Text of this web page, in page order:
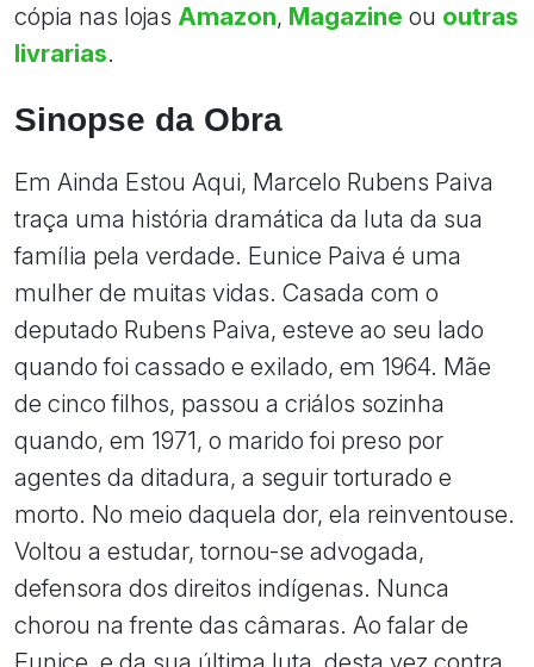
cópia nas lojas Amazon, Magazine ou outras
livrarias.
Sinopse da Obra
Em Ainda Estou Aqui, Marcelo Rubens Paiva
traça uma história dramática da luta da sua
família pela verdade. Eunice Paiva é uma
mulher de muitas vidas. Casada com o
deputado Rubens Paiva, esteve ao seu lado
quando foi cassado e exilado, em 1964. Mãe
de cinco filhos, passou a criálos sozinha
quando, em 1971, o marido foi preso por
agentes da ditadura, a seguir torturado e
morto. No meio daquela dor, ela reinventouse.
Voltou a estudar, tornou-se advogada,
defensora dos direitos indígenas. Nunca
chorou na frente das câmaras. Ao falar de